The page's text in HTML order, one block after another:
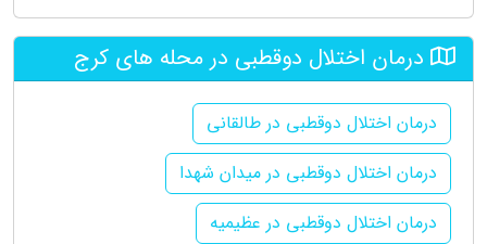
درمان اختلال دوقطبی در محله های کرج
درمان اختلال دوقطبی در طالقانی
درمان اختلال دوقطبی در میدان شهدا
درمان اختلال دوقطبی در عظیمیه